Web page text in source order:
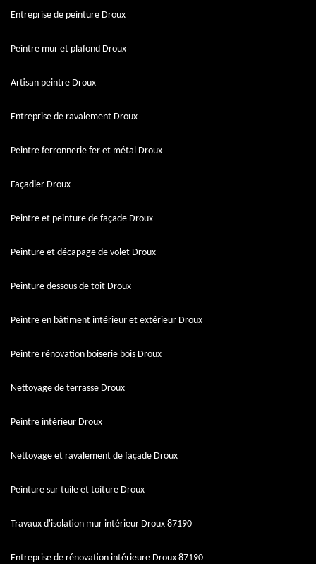
Entreprise de peinture Droux
Peintre mur et plafond Droux
Artisan peintre Droux
Entreprise de ravalement Droux
Peintre ferronnerie fer et métal Droux
Façadier Droux
Peintre et peinture de façade Droux
Peinture et décapage de volet Droux
Peinture dessous de toit Droux
Peintre en bâtiment intérieur et extérieur Droux
Peintre rénovation boiserie bois Droux
Nettoyage de terrasse Droux
Peintre intérieur Droux
Nettoyage et ravalement de façade Droux
Peinture sur tuile et toiture Droux
Travaux d'isolation mur intérieur Droux 87190
Entreprise de rénovation intérieure Droux 87190